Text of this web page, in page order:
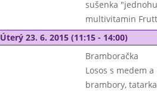
sušenka
multivitamin
Úterý 23. 6. 2015 (11:15 - 14:00)
Bramboračka
Losos s medem
brambory,